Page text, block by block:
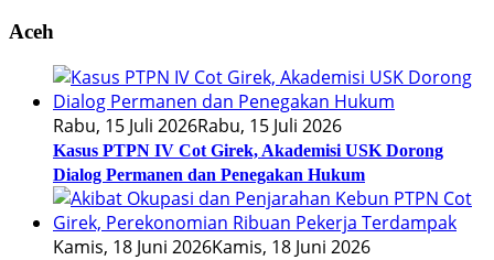
Aceh
Rabu, 15 Juli 2026Rabu, 15 Juli 2026
Kasus PTPN IV Cot Girek, Akademisi USK Dorong
Dialog Permanen dan Penegakan Hukum
Kamis, 18 Juni 2026Kamis, 18 Juni 2026